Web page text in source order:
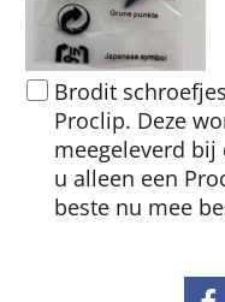
Brodit
Proclip. Deze
meegeleverd
u alleen een
beste nu mee